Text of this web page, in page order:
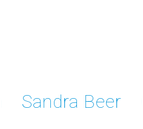
Sandra Beer